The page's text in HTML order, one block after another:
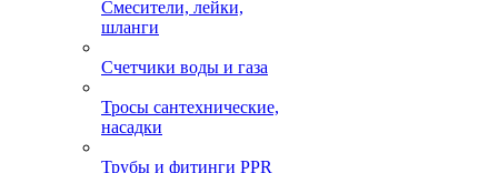
Смесители, лейки,
шланги
Счетчики воды и газа
Тросы сантехнические,
насадки
Трубы и фитинги PPR